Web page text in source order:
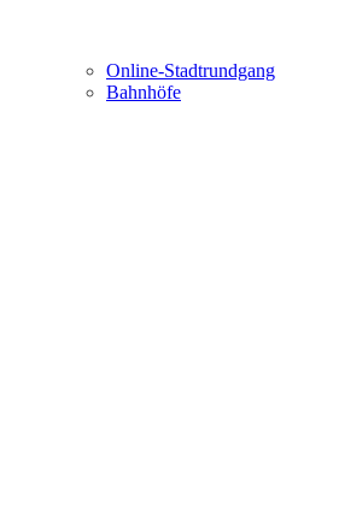
Online-Stadtrundgang
Bahnhöfe